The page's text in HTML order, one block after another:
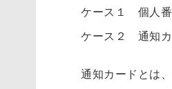
ケース１ 個人番
ケース２ 通知
通知カードとは